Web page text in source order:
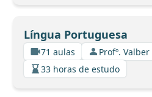
Língua Portuguesa
71 aulas
Profº.
33 horas de estudo